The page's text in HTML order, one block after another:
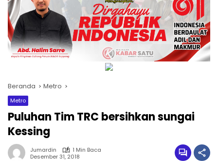
Beranda Metro
Metro
Puluhan Tim TRC bersihkan sungai
Kessing
Jumardin
1 Min Baca
Desember 31, 2018